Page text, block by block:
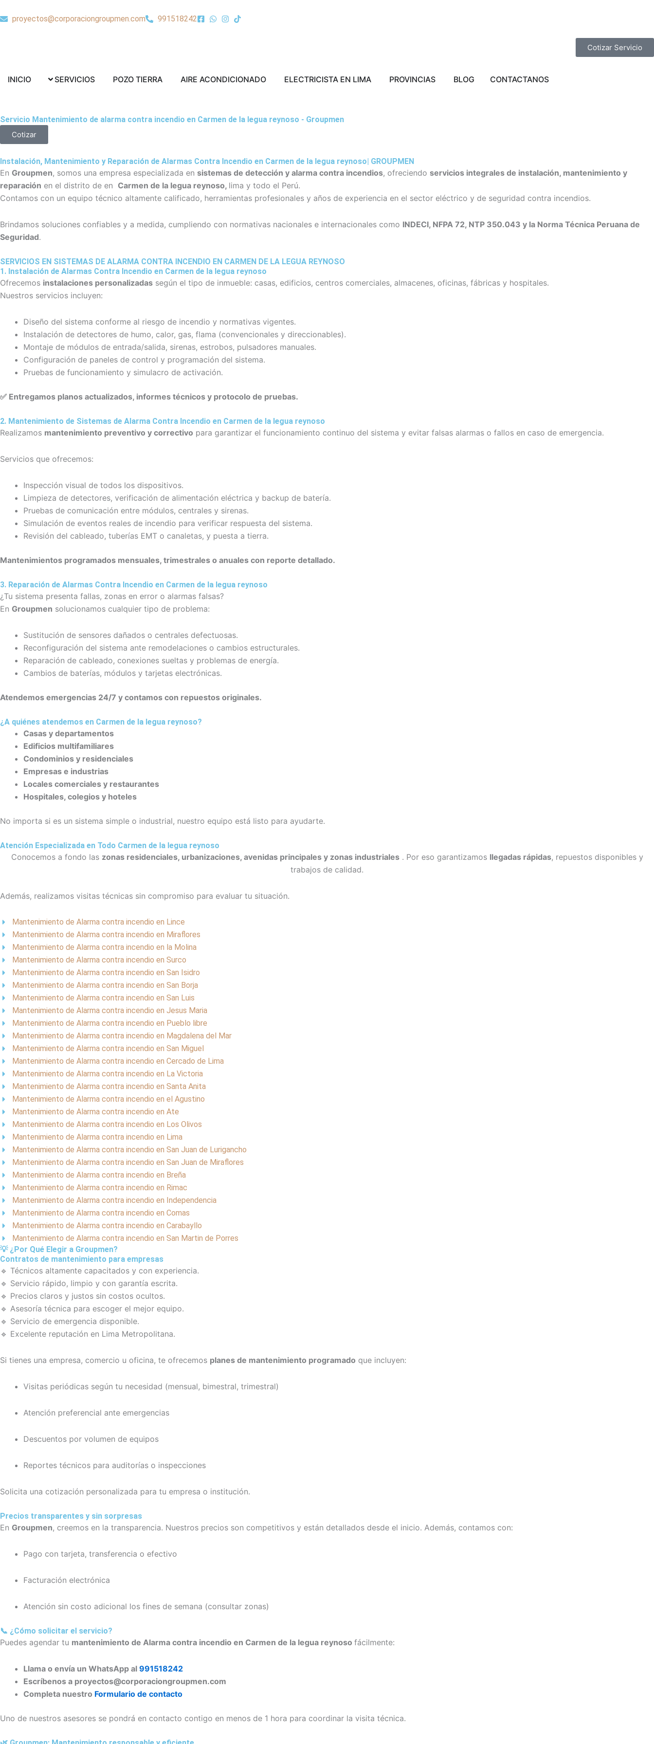
al
proyectos@corporaciongroupmen.com 991518242
Cotizar Servicio
INICIO SERVICIOS Abrir SERVICIOS
POZO TIERRA Abrir POZO TIERRA
AIRE ACONDICIONADO Abrir AIRE ACONDICIONADO
ELECTRICISTA EN LIMA Abrir ELECTRICISTA EN LIMA
PROVINCIAS Abrir PROVINCIAS
BLOG CONTACTANOS
Servicio Mantenimiento de alarma contra incendio en Carmen de la legua reynoso - Groupmen
Cotizar
Instalación, Mantenimiento y Reparación de Alarmas Contra Incendio en Carmen de la legua reynoso| GROUPMEN
En Groupmen, somos una empresa especializada en sistemas de detección y alarma contra incendios, ofreciendo servicios integrales de instalación, mantenimiento y
reparación en el distrito de en Carmen de la legua reynoso, lima y todo el Perú.
Contamos con un equipo técnico altamente calificado, herramientas profesionales y años de experiencia en el sector eléctrico y de seguridad contra incendios.
Brindamos soluciones confiables y a medida, cumpliendo con normativas nacionales e internacionales como INDECI, NFPA 72, NTP 350.043 y la Norma Técnica Peruana de
Seguridad.
SERVICIOS EN SISTEMAS DE ALARMA CONTRA INCENDIO EN CARMEN DE LA LEGUA REYNOSO
1. Instalación de Alarmas Contra Incendio en Carmen de la legua reynoso
Ofrecemos instalaciones personalizadas según el tipo de inmueble: casas, edificios, centros comerciales, almacenes, oficinas, fábricas y hospitales.
Nuestros servicios incluyen:
Diseño del sistema conforme al riesgo de incendio y normativas vigentes.
Instalación de detectores de humo, calor, gas, flama (convencionales y direccionables).
Montaje de módulos de entrada/salida, sirenas, estrobos, pulsadores manuales.
Configuración de paneles de control y programación del sistema.
Pruebas de funcionamiento y simulacro de activación.
✅ Entregamos planos actualizados, informes técnicos y protocolo de pruebas.
2. Mantenimiento de Sistemas de Alarma Contra Incendio en Carmen de la legua reynoso
Realizamos mantenimiento preventivo y correctivo para garantizar el funcionamiento continuo del sistema y evitar falsas alarmas o fallos en caso de emergencia.
Servicios que ofrecemos:
Inspección visual de todos los dispositivos.
Limpieza de detectores, verificación de alimentación eléctrica y backup de batería.
Pruebas de comunicación entre módulos, centrales y sirenas.
Simulación de eventos reales de incendio para verificar respuesta del sistema.
Revisión del cableado, tuberías EMT o canaletas, y puesta a tierra.
Mantenimientos programados mensuales, trimestrales o anuales con reporte detallado.
3. Reparación de Alarmas Contra Incendio en Carmen de la legua reynoso
¿Tu sistema presenta fallas, zonas en error o alarmas falsas?
En Groupmen solucionamos cualquier tipo de problema:
Sustitución de sensores dañados o centrales defectuosas.
Reconfiguración del sistema ante remodelaciones o cambios estructurales.
Reparación de cableado, conexiones sueltas y problemas de energía.
Cambios de baterías, módulos y tarjetas electrónicas.
Atendemos emergencias 24/7 y contamos con repuestos originales.
¿A quiénes atendemos en Carmen de la legua reynoso?
Casas y departamentos
Edificios multifamiliares
Condominios y residenciales
Empresas e industrias
Locales comerciales y restaurantes
Hospitales, colegios y hoteles
No importa si es un sistema simple o industrial, nuestro equipo está listo para ayudarte.
Atención Especializada en Todo Carmen de la legua reynoso
Conocemos a fondo las zonas residenciales, urbanizaciones, avenidas principales y zonas industriales. Por eso garantizamos llegadas rápidas, repuestos disponibles y
trabajos de calidad.
Además, realizamos visitas técnicas sin compromiso para evaluar tu situación.
Mantenimiento de Alarma contra incendio en Lince
Mantenimiento de Alarma contra incendio en Miraflores
Mantenimiento de Alarma contra incendio en la Molina
Mantenimiento de Alarma contra incendio en Surco
Mantenimiento de Alarma contra incendio en San Isidro
Mantenimiento de Alarma contra incendio en San Borja
Mantenimiento de Alarma contra incendio en San Luis
Mantenimiento de Alarma contra incendio en Jesus Maria
Mantenimiento de Alarma contra incendio en Pueblo libre
Mantenimiento de Alarma contra incendio en Magdalena del Mar
Mantenimiento de Alarma contra incendio en San Miguel
Mantenimiento de Alarma contra incendio en Cercado de Lima
Mantenimiento de Alarma contra incendio en La Victoria
Mantenimiento de Alarma contra incendio en Santa Anita
Mantenimiento de Alarma contra incendio en el Agustino
Mantenimiento de Alarma contra incendio en Ate
Mantenimiento de Alarma contra incendio en Los Olivos
Mantenimiento de Alarma contra incendio en Lima
Mantenimiento de Alarma contra incendio en San Juan de Lurigancho
Mantenimiento de Alarma contra incendio en San Juan de Miraflores
Mantenimiento de Alarma contra incendio en Breña
Mantenimiento de Alarma contra incendio en Rimac
Mantenimiento de Alarma contra incendio en Independencia
Mantenimiento de Alarma contra incendio en Comas
Mantenimiento de Alarma contra incendio en Carabayllo
Mantenimiento de Alarma contra incendio en San Martin de Porres
💡 ¿Por Qué Elegir a Groupmen?
Contratos de mantenimiento para empresas
🔹 Técnicos altamente capacitados y con experiencia.
🔹 Servicio rápido, limpio y con garantía escrita.
🔹 Precios claros y justos sin costos ocultos.
🔹 Asesoría técnica para escoger el mejor equipo.
🔹 Servicio de emergencia disponible.
🔹 Excelente reputación en Lima Metropolitana.
Si tienes una empresa, comercio u oficina, te ofrecemos planes de mantenimiento programado que incluyen:
Visitas periódicas según tu necesidad (mensual, bimestral, trimestral)
Atención preferencial ante emergencias
Descuentos por volumen de equipos
Reportes técnicos para auditorías o inspecciones
Solicita una cotización personalizada para tu empresa o institución.
Precios transparentes y sin sorpresas
En Groupmen, creemos en la transparencia. Nuestros precios son competitivos y están detallados desde el inicio. Además, contamos con:
Pago con tarjeta, transferencia o efectivo
Facturación electrónica
Atención sin costo adicional los fines de semana (consultar zonas)
📞 ¿Cómo solicitar el servicio?
Puedes agendar tu mantenimiento de Alarma contra incendio en Carmen de la legua reynoso fácilmente:
Llama o envía un WhatsApp al 991518242
Escríbenos a proyectos@corporaciongroupmen.com
Completa nuestro Formulario de contacto
Uno de nuestros asesores se pondrá en contacto contigo en menos de 1 hora para coordinar la visita técnica.